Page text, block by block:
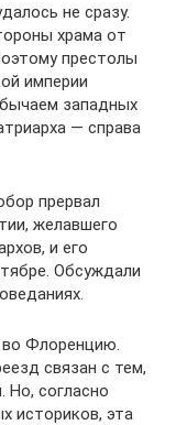
не сразу.
храма от
престолы
империи
западных
— справа
прервал
желавшего
и его
Обсуждали
во Флоренцию.
связан с тем,
Но, согласно
историков, эта